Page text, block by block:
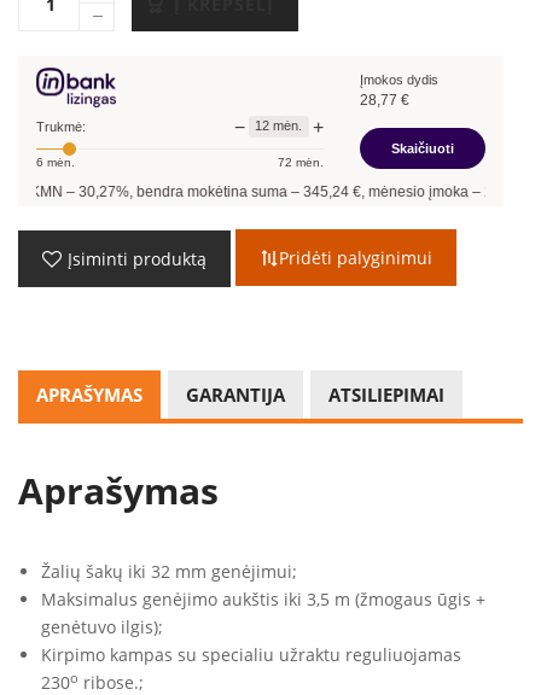
Trukmė: − 12 mėn. +
6 mėn. 72 mėn.
Įmokos dydis
28,77 €
Skaičiuoti
30,27%, bendra mokėtina suma –345,24 €, mėnesio įmoka –28,77€.
Įsiminti produktą Pridėti palyginimui
APRAŠYMAS GARANTIJA ATSILIEPIMAI
Aprašymas
Žalių šakų iki 32 mm genėjimui;
Maksimalus genėjimo aukštis iki 3,5 m (žmogaus ūgis +
genėtuvo ilgis);
Kirpimo kampas su specialiu užraktu reguliuojamas
230o ribose.;